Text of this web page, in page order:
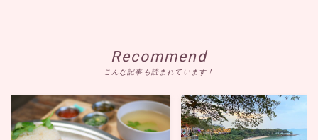
Recommend
こんな記事も読まれています！